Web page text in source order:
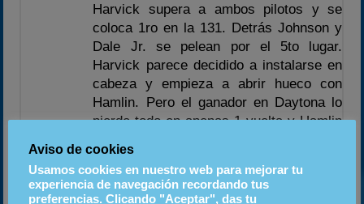
Harvick supera a ambos pilotos y se
coloca 1ro en la 131. Detrás Johnson y
Dale Jr. se pelean por el 5to lugar.
Harvick parece decidido a instalarse en
cabeza y empieza a abrir hueco con
Hamlin. Pero el ganador en Daytona lo
pierde todo en apenas 1 vuelta y Hamlin
y ya vuelve a liderar en la siguiente
vuelta. En el garaje se presenta Jeff
Burton que debe abandonar por segunda
Aviso de cookies
Usamos cookies en nuestro web para mejorar tu
experiencia de navegación recordando tus
preferencias. Clicando "Aceptar", das tu